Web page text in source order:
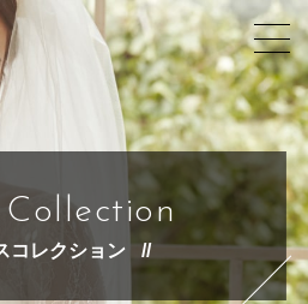
Collection
コレクション